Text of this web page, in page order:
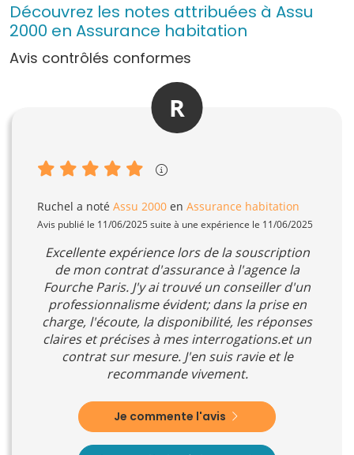
Découvrez les notes attribuées à Assu
2000 en Assurance habitation
Avis contrôlés conformes
R
Ruchel a noté Assu 2000 en Assurance habitation
Avis publié le 11/06/2025 suite à une expérience le 11/06/2025
Excellente expérience lors de la souscription
de mon contrat d'assurance à l'agence la
Fourche Paris. J'y ai trouvé un conseiller d'un
professionnalisme évident; dans la prise en
charge, l'écoute, la disponibilité, les réponses
claires et précises à mes interrogations.et un
contrat sur mesure. J'en suis ravie et le
recommande vivement.
Je commente l'avis